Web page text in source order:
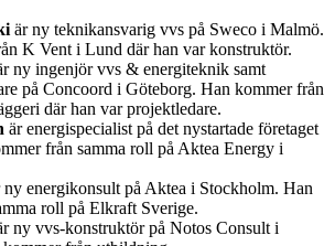
är ny teknikansvarig vvs på Sweco i Malmö.
K Vent i Lund där han var konstruktör.
ny ingenjör vvs & energiteknik samt
på Concoord i Göteborg. Han kommer från
där han var projektledare.
är energispecialist på det nystartade företaget
från samma roll på Aktea Energy i
ny energikonsult på Aktea i Stockholm. Han
roll på Elkraft Sverige.
ny vvs-konstruktör på Notos Consult i